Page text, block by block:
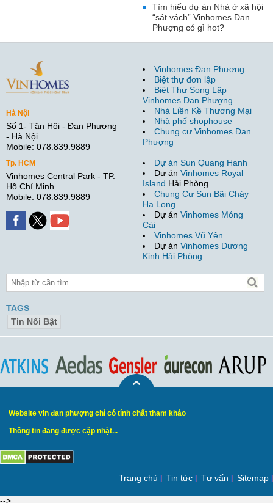
Tìm hiểu dự án Nhà ở xã hội
“sát vách” Vinhomes Đan
Phượng có gì hot?
Hà Nội
Số 1- Tân Hội - Đan Phượng
- Hà Nội
Mobile: 078.839.9889
Tp. HCM
Vinhomes Central Park - TP.
Hồ Chí Minh
Mobile: 078.839.9889
Vinhomes Đan Phượng
Biệt thự đơn lập
Biệt Thự Song Lập
Vinhomes Đan Phượng
Nhà Liền Kề Thương Mại
Nhà phố shophouse
Chung cư Vinhomes Đan
Phượng
Dự án Sun Quang Hanh
Dự án Vinhomes Royal
Island Hải Phòng
Chung Cư Sun Bãi Cháy
Hạ Long
Dự án Vinhomes Móng
Cái
Vinhomes Vũ Yên
Dự án Vinhomes Dương
Kinh Hải Phòng
TAGS
Tin Nổi Bật
Website vin đan phượng chỉ có tính chất tham khảo
Thông tin đang được cập nhật...
Trang chủ Tin tức Tư vấn Sitemap
-->